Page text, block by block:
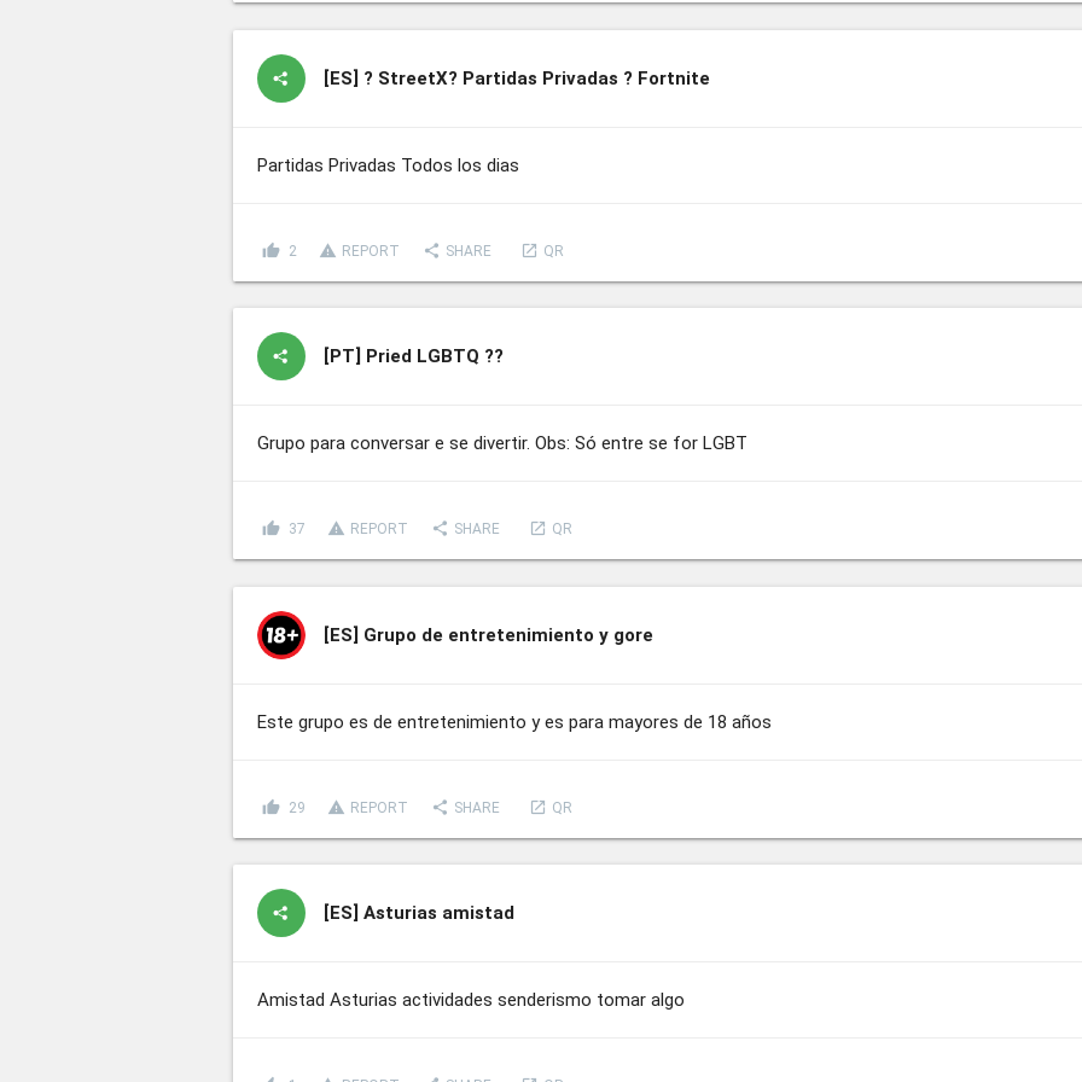
[ES] ?️ StreetX?️ Partidas Privadas ? Fortnite
Partidas Privadas Todos los dias
thumb_up 2 report_problem REPORT share SHARE launch QR
[PT] Pried LGBTQ ?‍?
Grupo para conversar e se divertir. Obs: Só entre se for LGBT
thumb_up 37 report_problem REPORT share SHARE launch QR
[ES] Grupo de entretenimiento y gore
Este grupo es de entretenimiento y es para mayores de 18 años
thumb_up 29 report_problem REPORT share SHARE launch QR
[ES]Asturias amistad
Amistad Asturias actividades senderismo tomar algo